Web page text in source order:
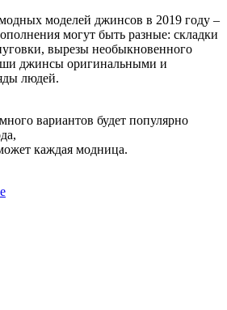
моделей джинсов в 2019 году –
могут быть разные: складки
вырезы необыкновенного
джинсы оригинальными и
людей.
вариантов будет популярно
каждая модница.